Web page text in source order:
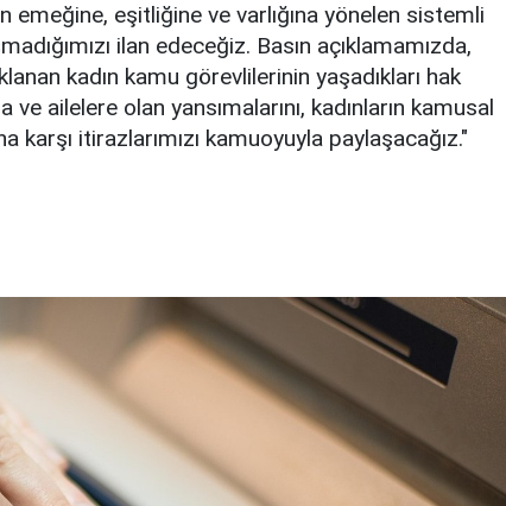
emeğine, eşitliğine ve varlığına yönelen sistemli
ilan edeceğiz. Basın açıklamamızda,
kadın kamu görevlilerinin yaşadıkları hak
ailelere olan yansımalarını, kadınların kamusal
karşı itirazlarımızı kamuoyuyla paylaşacağız."